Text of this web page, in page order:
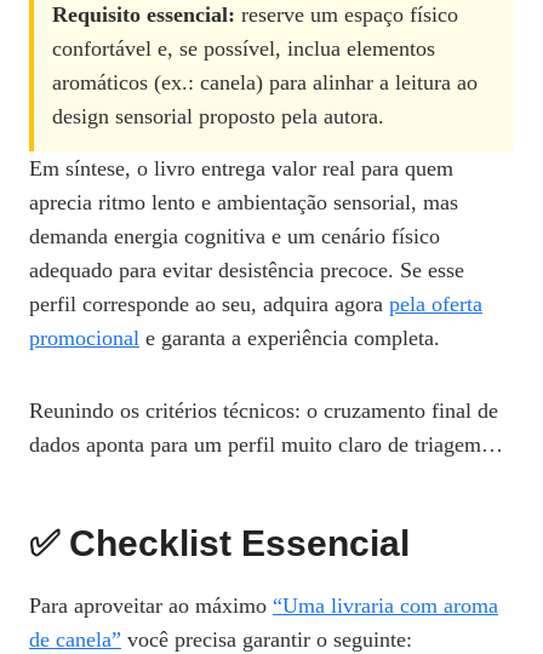
Requisito essencial: reserve um espaço físico
confortável e, se possível, inclua elementos
aromáticos (ex.: canela) para alinhar a leitura ao
design sensorial proposto pela autora.
Em síntese, o livro entrega valor real para quem
aprecia ritmo lento e ambientação sensorial, mas
demanda energia cognitiva e um cenário físico
adequado para evitar desistência precoce. Se esse
perfil corresponde ao seu, adquira agora pela oferta
promocional e garanta a experiência completa.
Reunindo os critérios técnicos: o cruzamento final de
dados aponta para um perfil muito claro de triagem…
✅ Checklist Essencial
Para aproveitar ao máximo “Uma livraria com aroma
de canela” você precisa garantir o seguinte: